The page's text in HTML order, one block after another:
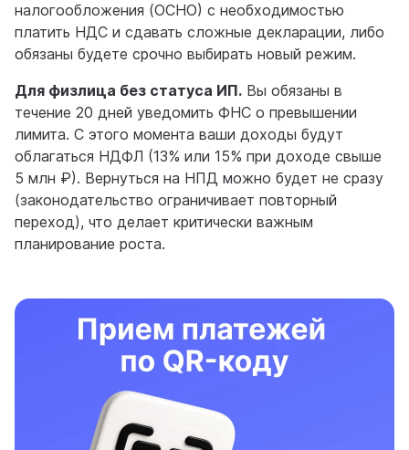
налогообложения (ОСНО) с необходимостью
платить НДС и сдавать сложные декларации, либо
обязаны будете срочно выбирать новый режим.
Для физлица без статуса ИП. Вы обязаны в
течение 20 дней уведомить ФНС о превышении
лимита. С этого момента ваши доходы будут
облагаться НДФЛ (13% или 15% при доходе свыше
5 млн ₽). Вернуться на НПД можно будет не сразу
(законодательство ограничивает повторный
переход), что делает критически важным
планирование роста.